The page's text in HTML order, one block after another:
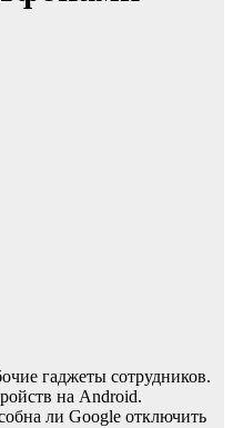
гаджеты сотрудников.
на Android.
ли Google отключить